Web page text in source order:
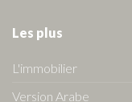
Les plus
L'immobilier
Version Arabe